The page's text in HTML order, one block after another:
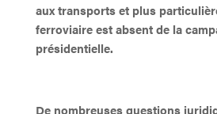
aux transports et plus
ferroviaire est absent de la
présidentielle.
De nombreuses questions